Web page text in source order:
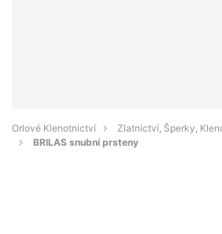
Orlové Klenotnictví
Zlatnictví, Šperky,
BRILAS snubní prsteny